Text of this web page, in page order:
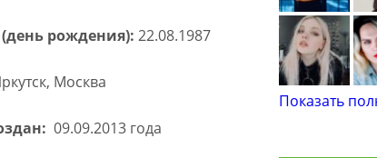
(день рождения): 22.08.1987
Москва
09.09.2013 года
Показать